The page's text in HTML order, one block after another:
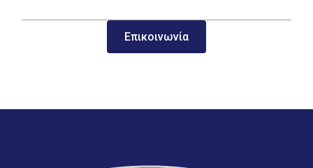
Επικοινωνία